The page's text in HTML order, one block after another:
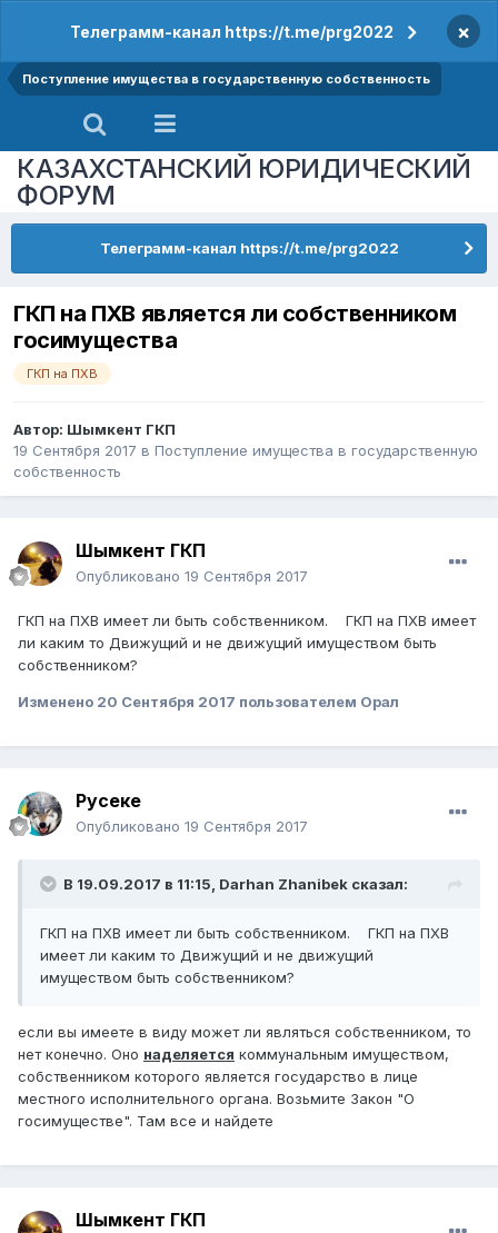
Телеграмм-канал https://t.me/prg2022 ×
Поступление имущества в государственную собственность
КАЗАХСТАНСКИЙ ЮРИДИЧЕСКИЙ
ФОРУМ
Телеграмм-канал https://t.me/prg2022
ГКП на ПХВ является ли собственником
госимущества
ГКП на ПХВ
Автор: Шымкент ГКП
19 Сентября 2017 в Поступление имущества в государственную
собственность
Шымкент ГКП
Опубликовано 19 Сентября 2017
ГКП на ПХВ имеет ли быть собственником. ГКП на ПХВ имеет
ли каким то Движущий и не движущий имуществом быть
собственником?
Изменено 20 Сентября 2017 пользователем Орал
Русеке
Опубликовано 19 Сентября 2017
В 19.09.2017 в 11:15, Darhan Zhanibek сказал:
ГКП на ПХВ имеет ли быть собственником. ГКП на ПХВ
имеет ли каким то Движущий и не движущий
имуществом быть собственником?
если вы имеете в виду может ли являться собственником, то
нет конечно. Оно наделяется коммунальным имуществом,
собственником которого является государство в лице
местного исполнительного органа. Возьмите Закон "О
госимуществе". Там все и найдете
Шымкент ГКП